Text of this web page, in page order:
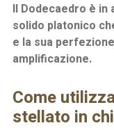
Il Dodecaedro è
solido platonico
e la sua
amplificazione.
Come
stellato in